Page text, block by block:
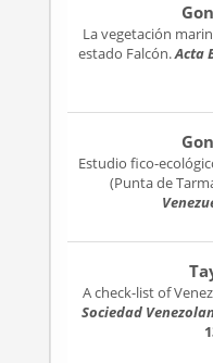
La vegetación
estado Falcón.Acta
Estudio fico-
(Punta de
A check-list of
Sociedad